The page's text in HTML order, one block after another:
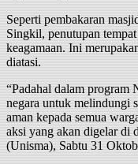
Seperti pembakaran
Singkil, penutupan
keagamaan. Ini
diatasi.
“Padahal dalam program
negara untuk melindungi
aman kepada semua
aksi yang akan digelar di
(Unisma), Sabtu 31